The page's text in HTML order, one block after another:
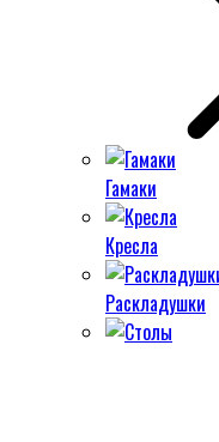
Гамаки
Кресла
Раскладушки